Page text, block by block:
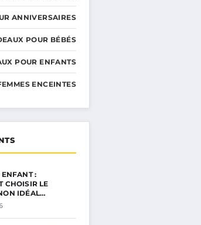
ANNIVERSAIRES
POUR BÉBÉS
POUR ENFANTS
ENCEINTES
:
CHOISIR LE
IDÉAL…